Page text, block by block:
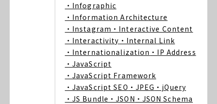
・Infographic
・Information Architecture
・Instagram ・Interactive Content
・Interactivity ・Internal Link
・Internationalization ・IP Address
・JavaScript
・JavaScript Framework
・JavaScript SEO ・JPEG ・jQuery
・JS Bundle ・JSON ・JSON Schema